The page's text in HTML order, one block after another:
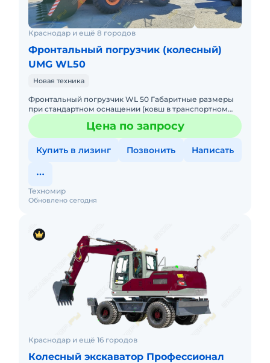
Краснодар и ещё 8 городов
Фронтальный погрузчик (колесный)
UMG WL50
Новая техника
Фронтальный погрузчик WL 50 Габаритные размеры
при стандартном оснащении (ковш в транспортном
положении), мм длина 8005 ширина 3030 высота 3410
ЭксплуатационнаяЦена по запросу
Купить в лизинг Позвонить Написать
Обновлено сегодня
Техномир
Краснодар и ещё 16 городов
Колесный экскаватор Профессионал